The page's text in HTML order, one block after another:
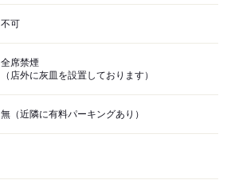
不可
全席禁煙
（店外に灰皿を設置しております）
無（近隣に有料パーキングあり）